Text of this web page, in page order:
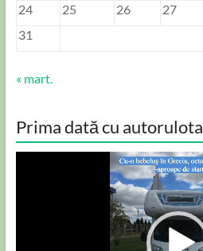
24
25 26 27
31
« mart.
Prima dată cu autorulota